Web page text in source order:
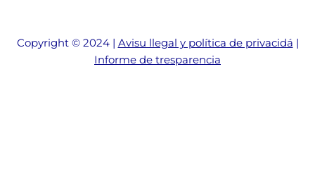
Copyright © 2024 | Avisu llegal y política de privacidá |
Informe de tresparencia